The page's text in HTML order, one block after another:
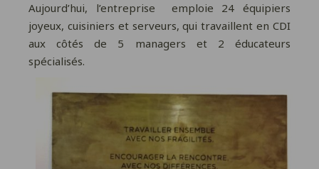
Aujourd’hui, l’entreprise emploie 24 équipiers
joyeux, cuisiniers et serveurs, qui travaillent en CDI
aux côtés de 5 managers et 2 éducateurs
spécialisés.